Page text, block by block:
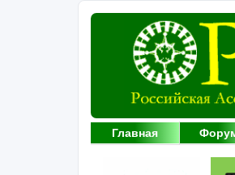
Главная